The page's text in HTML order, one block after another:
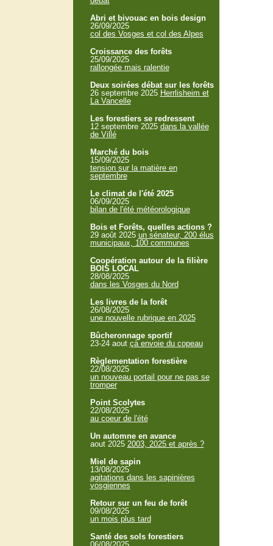
Abri et bivouac en bois design
26/09/2025
col des Vosges et col des Alpes
Croissance des forêts
25/09/2025
rallongée mais ralentie
Deux soirées débat sur les forêts
26 septembre 2025 Herrlisheim et
La Vancelle
Les forestiers se redressent
12 septembre 2025 dans la vallée
de Villé
Marché du bois
15/09/2025
tension sur la matière en
septembre
Le climat de l'été 2025
06/09/2025
bilan de l'été météorologique
Bois et Forêts, quelles actions ?
29 août 2025 un sénateur, 200 élus
municipaux, 100 communes
Coopération autour de la filière
BOIS LOCAL
28/08/2025
dans les Vosges du Nord
Les livres de la forêt
26/08/2025
une nouvelle rubrique en 2025
Bûcheronnage sportif
23-24 aout çà envoie du copeau
Règlementation forestière
22/08/2025
un nouveau portail pour ne pas se
tromper
Point Scolytes
22/08/2025
au coeur de l'été
Un automne en avance
aout 2025 2003, 2025 et après ?
Miel de sapin
13/08/2025
agitations dans les sapinières
vosgiennes
Retour sur un feu de forêt
09/08/2025
un mois plus tard
Santé des sols forestiers